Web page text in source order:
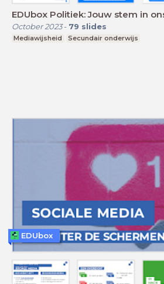
EDUbox Politiek: Jouw stem in
October 2023- 79 slides
Mediawijsheid Secundair onderwijs
EDUbox